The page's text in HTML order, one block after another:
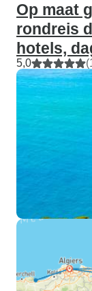
Op maat
rondreis
hotels,
5,0